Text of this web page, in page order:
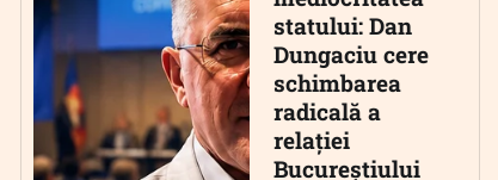
statului: Dan
Dungaciu cere
schimbarea
radicală a
relației
Bucureștiului